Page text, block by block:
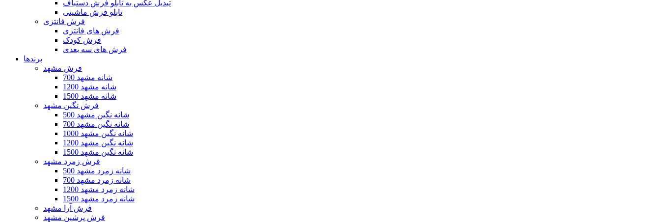
تبدیل عکس به تابلو فرش دستباف
تابلو فرش ماشینی
فرش فانتزی
فرش های فانتزی
فرش کودک
فرش های سه بعدی
برندها
فرش مشهد
700 شانه مشهد
1200 شانه مشهد
1500 شانه مشهد
فرش نگین مشهد
500 شانه نگین مشهد
700 شانه نگین مشهد
1000 شانه نگین مشهد
1200 شانه نگین مشهد
1500 شانه نگین مشهد
فرش زمرد مشهد
500 شانه زمرد مشهد
700 شانه زمرد مشهد
1200 شانه زمرد مشهد
1500 شانه زمرد مشهد
فرش آرا مشهد
فرش پرشین مشهد